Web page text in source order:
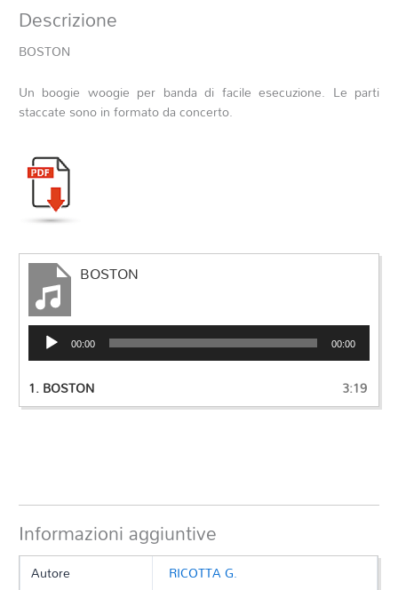
Descrizione
BOSTON
Un boogie woogie per banda di facile esecuzione. Le parti
staccate sono in formato da concerto.
BOSTON
Audio
Player 00:00 00:00
1.BOSTON 3:19
Informazioni aggiuntive
Autore RICOTTA G.